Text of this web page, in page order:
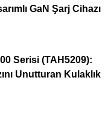
GaN Şarj Cihazı
Serisi (TAH5209):
Unutturan Kulaklık